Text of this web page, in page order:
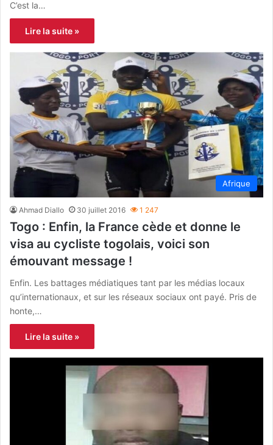
C’est la…
Lire la suite »
Afrique
Ahmad Diallo 30 juillet 2016 1 247
Togo : Enfin, la France cède et donne le
visa au cycliste togolais, voici son
émouvant message !
Enfin. Les battages médiatiques tant par les médias locaux
qu’internationaux, et sur les réseaux sociaux ont payé. Pris de
honte,…
Lire la suite »